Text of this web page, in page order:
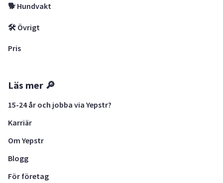
🐕 Hundvakt
🛠 Övrigt
Pris
Läs mer 🔎
15-24 år och jobba via Yepstr?
Karriär
Om Yepstr
Blogg
För företag